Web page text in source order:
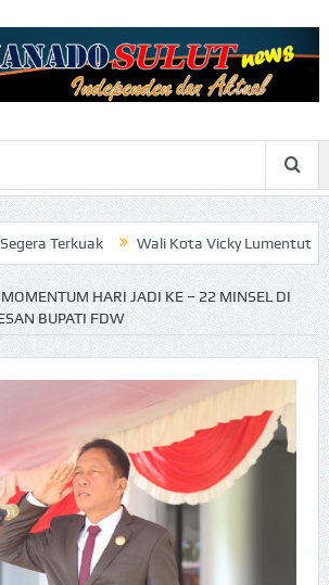
Wali Kota Vicky Lumentut Serahkan LKPD
MOMENTUM HARI JADI KE – 22 MINSEL DI
BUPATI FDW